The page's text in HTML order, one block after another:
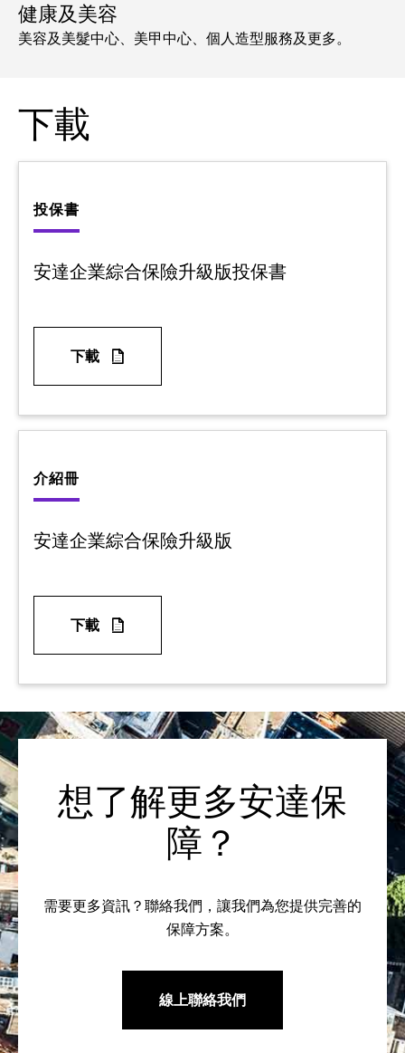
健康及美容
美容及美髮中心、美甲中心、個人造型服務及更多。
下載
投保書
安達企業綜合保險升級版投保書
下載
介紹冊
安達企業綜合保險升級版
下載
想了解更多安達保
障？
需要更多資訊？聯絡我們，讓我們為您提供完善的
保障方案。
線上聯絡我們